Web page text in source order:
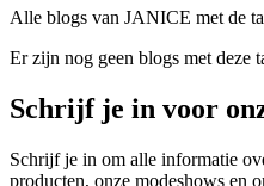
Alle blogs van JANICE met de
Er zijn nog geen blogs met deze
Schrijf je in voor
Schrijf je in om alle informatie
producten, onze modeshows en